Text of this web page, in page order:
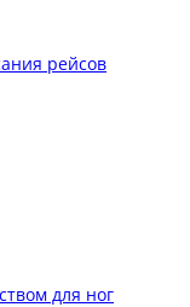
рейсов
для ног